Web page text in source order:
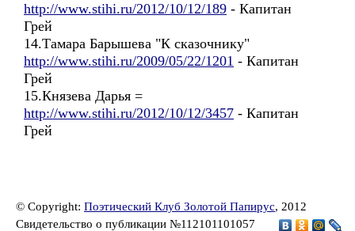
http://www.stihi.ru/2012/10/12/189 - Капитан
Грей
14.Тамара Барышева "К сказочнику"
http://www.stihi.ru/2009/05/22/1201 - Капитан
Грей
15.Князева Дарья =
http://www.stihi.ru/2012/10/12/3457 - Капитан
Грей
© Copyright: Поэтический Клуб Золотой Папирус, 2012
Свидетельство о публикации №112101101057